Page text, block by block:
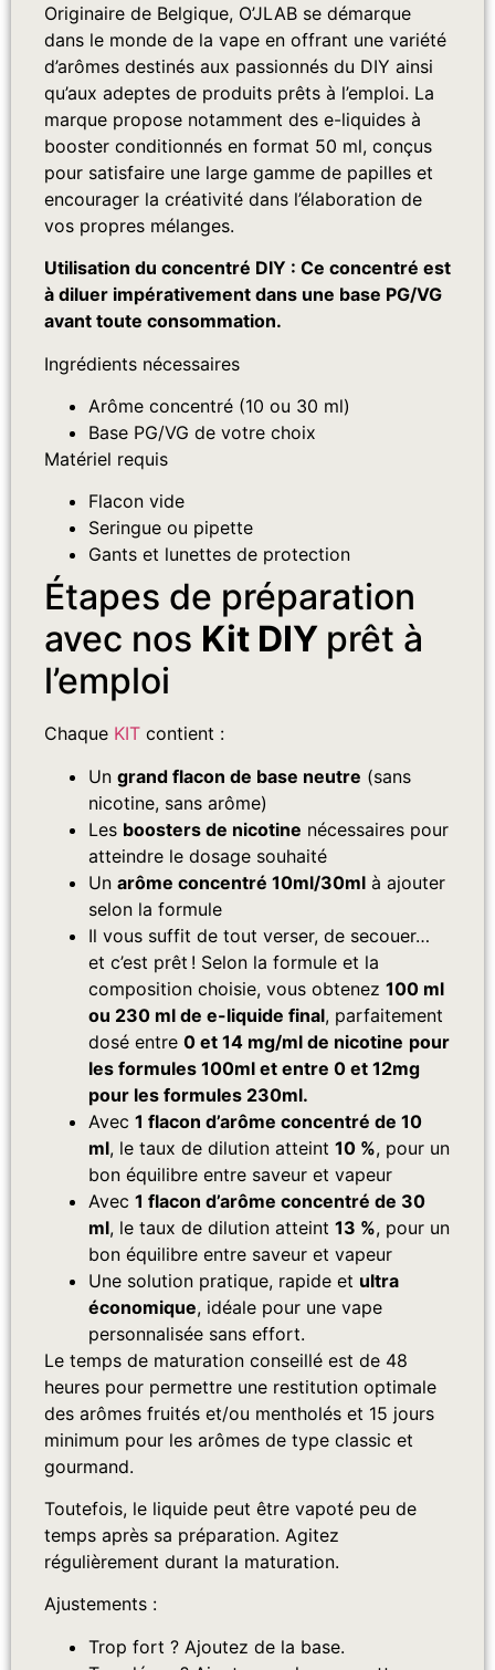
Originaire de Belgique, O’JLAB se démarque
dans le monde de la vape en offrant une variété
d’arômes destinés aux passionnés du DIY ainsi
qu’aux adeptes de produits prêts à l’emploi. La
marque propose notamment des e-liquides à
booster conditionnés en format 50 ml, conçus
pour satisfaire une large gamme de papilles et
encourager la créativité dans l’élaboration de
vos propres mélanges.
Utilisation du concentré DIY : Ce concentré est
à diluer impérativement dans une base PG/VG
avant toute consommation.
Ingrédients nécessaires
Arôme concentré (10 ou 30 ml)
Base PG/VG de votre choix
Matériel requis
Flacon vide
Seringue ou pipette
Gants et lunettes de protection
Étapes de préparation
avec nos Kit DIY prêt à
l’emploi
Chaque KIT contient :
Un grand flacon de base neutre (sans
nicotine, sans arôme)
Les boosters de nicotine nécessaires pour
atteindre le dosage souhaité
Un arôme concentré 10ml/30ml à ajouter
selon la formule
Il vous suffit de tout verser, de secouer…
et c’est prêt ! Selon la formule et la
composition choisie, vous obtenez 100 ml
ou 230 ml de e-liquide final, parfaitement
dosé entre 0 et 14 mg/ml de nicotine pour
les formules 100ml et entre 0 et 12mg
pour les formules 230ml.
Avec 1 flacon d’arôme concentré de 10
ml, le taux de dilution atteint 10 %, pour un
bon équilibre entre saveur et vapeur
Avec 1 flacon d’arôme concentré de 30
ml, le taux de dilution atteint 13 %, pour un
bon équilibre entre saveur et vapeur
Une solution pratique, rapide et ultra
économique, idéale pour une vape
personnalisée sans effort.
Le temps de maturation conseillé est de 48
heures pour permettre une restitution optimale
des arômes fruités et/ou mentholés et 15 jours
minimum pour les arômes de type classic et
gourmand.
Toutefois, le liquide peut être vapoté peu de
temps après sa préparation. Agitez
régulièrement durant la maturation.
Ajustements :
Trop fort ? Ajoutez de la base.